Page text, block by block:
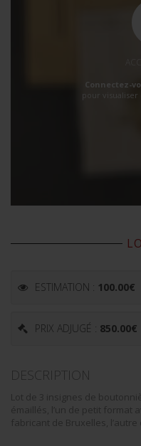
Connectez-
pour
ESTIMATION : 100.00€
PRIX ADJUGÉ : 850.00€
DESCRIPTION
Lot de 3 insignes de
émaillés, l’un de petit format
fabricant de Bruxelles, l’autre